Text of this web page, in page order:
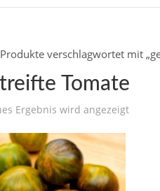
verschlagwortet mit
Tomate
Ergebnis wird angezeigt